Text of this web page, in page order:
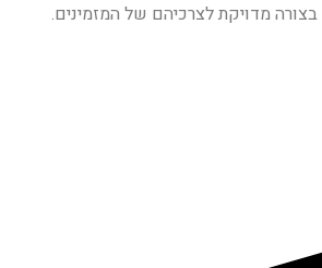
מדויקת לצרכיהם של המזמינים.